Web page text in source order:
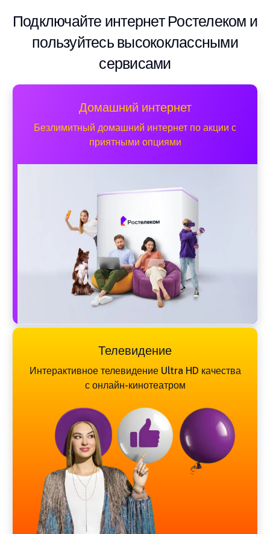
Подключайте интернет Ростелеком и
пользуйтесь высококлассными
сервисами
Домашний интернет
Безлимитный домашний интернет по акции с
приятными опциями
Телевидение
Интерактивное телевидение Ultra HD качества
с онлайн-кинотеатром